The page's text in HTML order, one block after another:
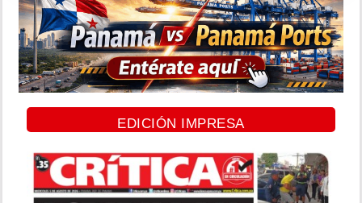
EDICIÓN IMPRESA